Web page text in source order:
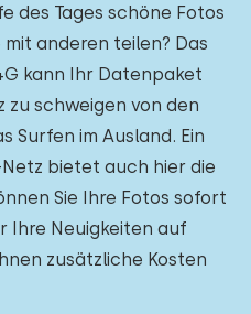
des Tages schöne Fotos
anderen teilen? Das
kann Ihr Datenpaket
zu schweigen von den
Surfen im Ausland. Ein
Netz bietet auch hier die
Sie Ihre Fotos sofort
Ihre Neuigkeiten auf
zusätzliche Kosten